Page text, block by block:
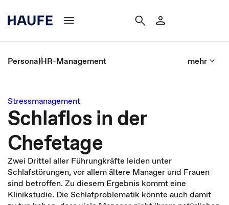
PersonalHR-Management mehr
Stressmanagement
Schlaflos in der
Chefetage
Zwei Drittel aller Führungkräfte leiden unter
Schlafstörungen, vor allem ältere Manager und Frauen
sind betroffen. Zu diesem Ergebnis kommt eine
Klinikstudie. Die Schlafproblematik könnte auch damit